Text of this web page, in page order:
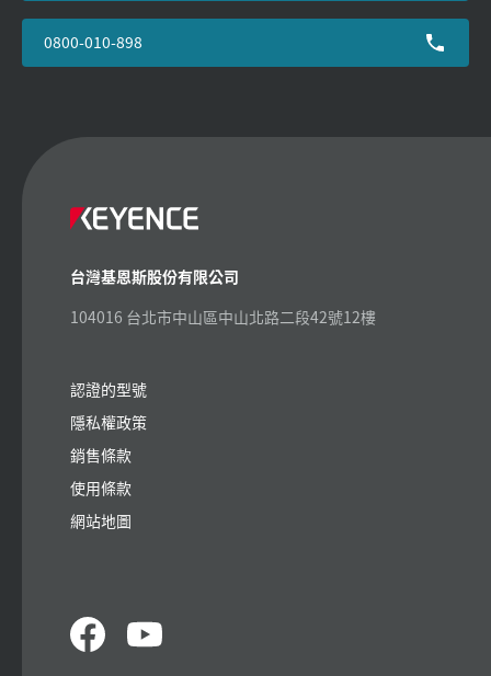
0800-010-898
台灣基恩斯股份有限公司
104016 台北市中山區中山北路二段42號12樓
認證的型號
隱私權政策
銷售條款
使用條款
網站地圖